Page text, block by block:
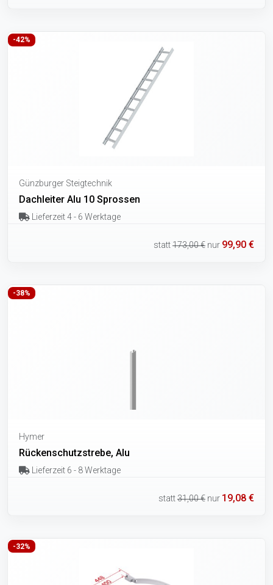
-42%
Günzburger Steigtechnik
Dachleiter Alu 10 Sprossen
Lieferzeit 4 - 6 Werktage
statt173,00 € nur 99,90 €
-38%
Hymer
Rückenschutzstrebe, Alu
Lieferzeit 6 - 8 Werktage
statt31,00 € nur 19,08 €
-32%